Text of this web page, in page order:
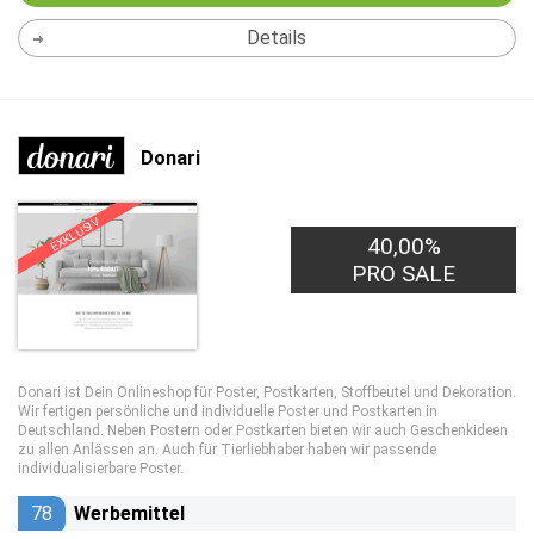
Details
Donari
EXKLUSIV
40,00%
PRO SALE
Donari ist Dein Onlineshop für Poster, Postkarten, Stoffbeutel und Dekoration.
Wir fertigen persönliche und individuelle Poster und Postkarten in
Deutschland. Neben Postern oder Postkarten bieten wir auch Geschenkideen
zu allen Anlässen an. Auch für Tierliebhaber haben wir passende
individualisierbare Poster.
78 Werbemittel